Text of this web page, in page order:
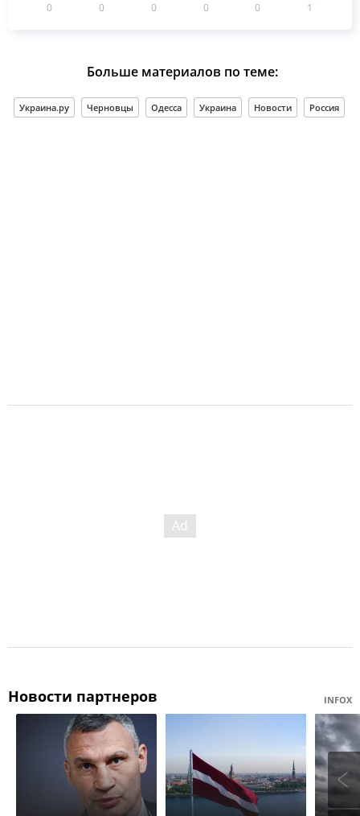
0 0 0 0 0 1
Больше материалов по теме:
Украина.ру Черновцы Одесса Украина Новости Россия
Новости партнеров INFOX